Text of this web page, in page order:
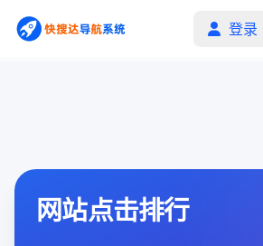
登录
分类排行
申请收录
网站点击排行